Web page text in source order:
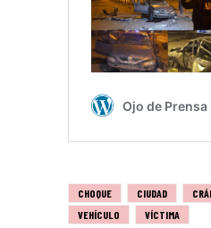
CHOQUE CIUDAD
VEHÍCULO
VÍCTIMA